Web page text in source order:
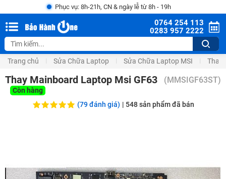
Phục vụ: 8h-21h, CN & ngày lễ từ 8h - 19h
0764 254 113
0283 957 2222
Trang chủ Sửa Chữa Laptop Sửa Chữa Laptop MSI Thay
Thay Mainboard Laptop Msi GF63 (MMSIGF63ST)
Còn hàng
(79 đánh giá) | 548sản phẩm đã bán